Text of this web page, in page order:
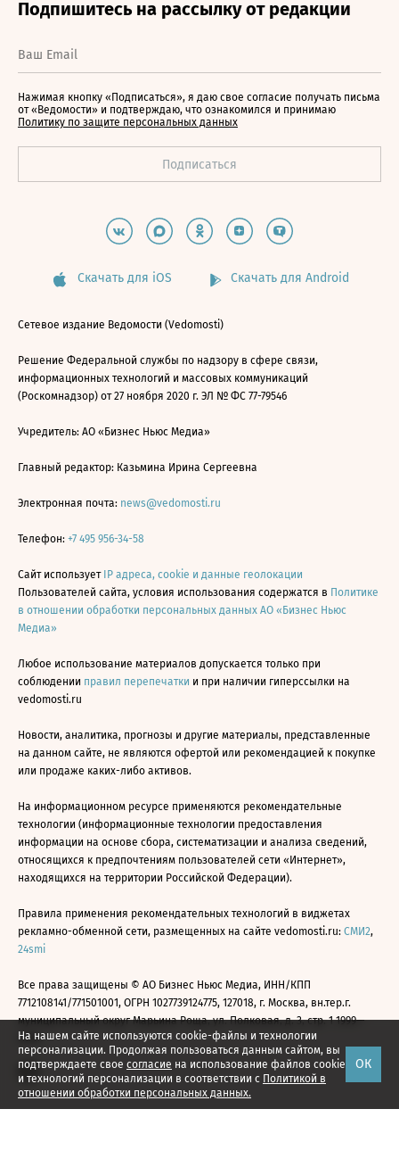
На нашем сайте используются cookie-файлы и технологии
персонализации. Продолжая пользоваться данным сайтом, вы
подтверждаете свое согласие на использование файлов cookie
и технологий персонализации в соответствии с Политикой в
отношении обработки персональных данных.
ОК
Нажимая кнопку «Подписаться», я даю свое согласие получать письма
от «Ведомости» и подтверждаю, что ознакомился и принимаю
Политику по защите персональных данных
Скачать для iOS Скачать для Android
Сетевое издание Ведомости (Vedomosti)
Решение Федеральной службы по надзору в сфере связи,
информационных технологий и массовых коммуникаций
(Роскомнадзор) от 27 ноября 2020 г. ЭЛ № ФС 77-79546
Учредитель: АО «Бизнес Ньюс Медиа»
Главный редактор: Казьмина Ирина Сергеевна
Электронная почта: news@vedomosti.ru
Телефон: +7 495 956-34-58
Сайт использует IP адреса, cookie и данные геолокации
Пользователей сайта, условия использования содержатся в Политике
в отношении обработки персональных данных АО «Бизнес Ньюс
Медиа»
Любое использование материалов допускается только при
соблюдении правил перепечатки и при наличии гиперссылки на
vedomosti.ru
Новости, аналитика, прогнозы и другие материалы, представленные
на данном сайте, не являются офертой или рекомендацией к покупке
или продаже каких-либо активов.
На информационном ресурсе применяются рекомендательные
технологии (информационные технологии предоставления
информации на основе сбора, систематизации и анализа сведений,
относящихся к предпочтениям пользователей сети «Интернет»,
находящихся на территории Российской Федерации).
Правила применения рекомендательных технологий в виджетах
рекламно-обменной сети, размещенных на сайте vedomosti.ru: СМИ2,
24smi
Все права защищены © АО Бизнес Ньюс Медиа, ИНН/КПП
7712108141/771501001, ОГРН 1027739124775, 127018, г. Москва, вн.тер.г.
муниципальный округ Марьина Роща, ул. Полковая, д. 3, стр. 1 1999—
2026